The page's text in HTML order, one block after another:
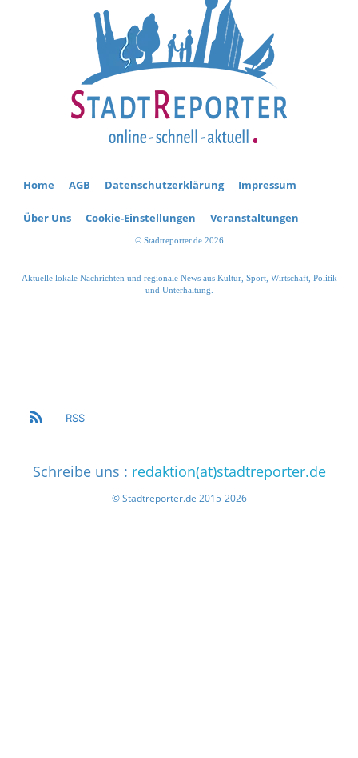
Home AGB Datenschutzerklärung Impressum
Über Uns Cookie-Einstellungen Veranstaltungen
© Stadtreporter.de 2026
Aktuelle lokale Nachrichten und regionale News aus Kultur, Sport, Wirtschaft, Politik
und Unterhaltung.
RSS
Schreibe uns : redaktion(at)stadtreporter.de
© Stadtreporter.de 2015-2026